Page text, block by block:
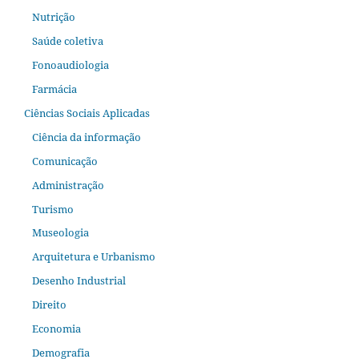
Nutrição
Saúde coletiva
Fonoaudiologia
Farmácia
Ciências Sociais Aplicadas
Ciência da informação
Comunicação
Administração
Turismo
Museologia
Arquitetura e Urbanismo
Desenho Industrial
Direito
Economia
Demografia